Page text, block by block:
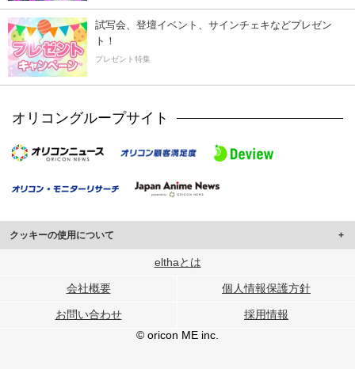
試写会、登壇イベント、サインチェキなどプレゼン
ト！
プレゼント特集
オリコングループサイト
クッキーの使用について
このサイトでは Cookie を使用して、ユーザーに合わせたコンテンツや広告の
行っています。
メディアや広告配信、データ解析の各パートナーに提供しています。
各パートナーは、この情報とユーザーが各パートナーに提供した他の情報や、
ユーザーが各パートナーのサービスを使用したときに収集した他の情報を組み
elthaとは
会社概要 個人情報保護方針
お問い合わせ
採用情報
© oricon ME inc.